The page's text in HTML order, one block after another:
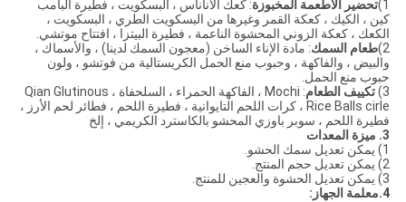
1) تحضير الأطعمة المخبوزة: كعك الأناناس ، البسكويت ، فطيرة البامب
كين ، الكيك ، كعكة القمر وغيرها من البسكويت الطري ، البسكويت ،
الكعك ، كعكة الزوني المحشوة الناعمة ، فطيرة البيتزا ، افتتاح موتشي.
2) طعام السمك: مادة الإناء الساخن (معجون السمك لدينا) ، والأسماك ،
والبيض ، والفاكهة ، وحبوب منع الحمل الكريستالية من فوتشو ، ولون
حبوب منع الحمل.
3) تكييف الطعام
: Mochi ، الفاكهة الحمراء ، السلحفاة ، Qian Glutinous
Rice Balls cirle ، كرات اللحم التايوانية ، فطيرة اللحم ، فطائر لحم الأرز ،
فطيرة اللحم ، سوبر باوزي المحشو بالكاسترد الكريمي ، إلخ
3. ميزة المعدات
1) يمكن تعديل سمك الحشو.
2) يمكن تعديل حجم المنتج.
3) يمكن تعديل الحشوة والعجين للمنتج.
4. معلمة الجهاز: